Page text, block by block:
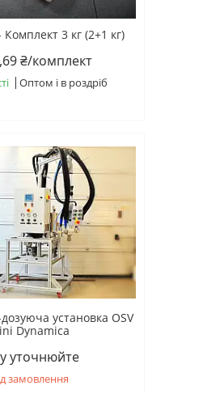
3 кг (2+1 кг)
₴/комплект
Оптом і в роздріб
установка OSV
Dynamica
уточнюйте
замовлення